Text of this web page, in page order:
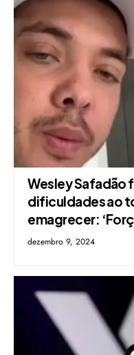
Wesley Safadão
dificuldades ao
emagrecer:
dezembro 9, 2024